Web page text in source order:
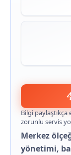
Bilgi paylaştıkça
zorunlu servis
Merkez
yönetimi,